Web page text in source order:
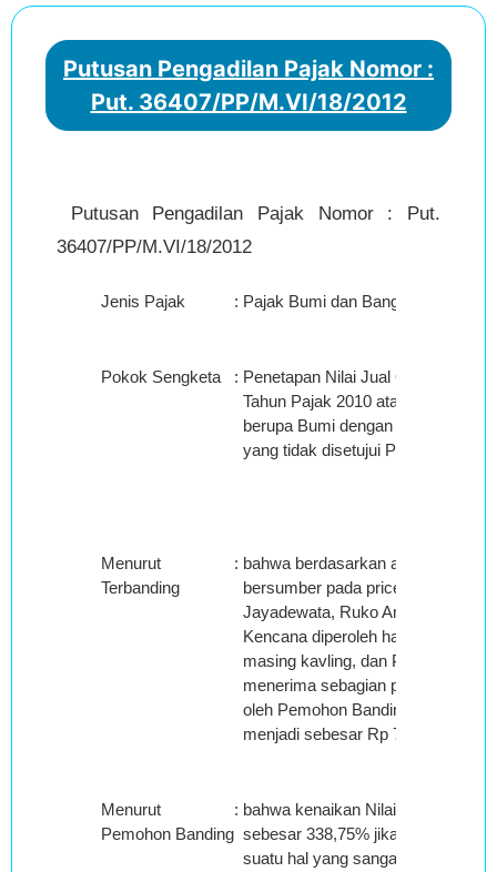
Putusan Pengadilan Pajak Nomor :
Put. 36407/PP/M.VI/18/2012
Putusan Pengadilan Pajak Nomor : Put.
36407/PP/M.VI/18/2012
Jenis Pajak : Pajak Bumi dan Bangunan (PBB)
Pokok Sengketa : Penetapan Nilai Jual Objek Pajak
Tahun Pajak 2010 atas NOP :
berupa Bumi dengan luas 1.490
yang tidak disetujui Pemohon
Menurut
Terbanding
: bahwa berdasarkan analisis
bersumber pada price list per
Jayadewata, Ruko Amparanjati,
Kencana diperoleh harga bumi/
masing kavling, dan Petugas
menerima sebagian permohonan
oleh Pemohon Banding dan
menjadi sebesar Rp 702.000,- per
Menurut
Pemohon Banding
: bahwa kenaikan Nilai Bumi yaitu
sebesar 338,75% jika
suatu hal yang sangat luar biasa